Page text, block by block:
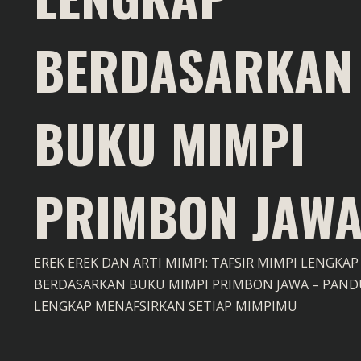
BERDASARKAN
BUKU MIMPI
PRIMBON JAWA
EREK EREK DAN ARTI MIMPI: TAFSIR MIMPI LENGKAP
BERDASARKAN BUKU MIMPI PRIMBON JAWA –
LENGKAP MENAFSIRKAN SETIAP MIMPIMU